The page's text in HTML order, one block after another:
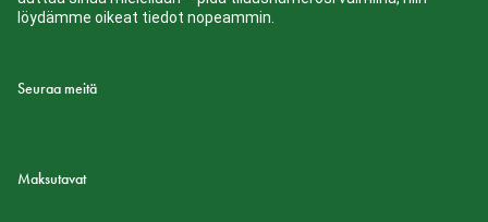
löydämme oikeat tiedot nopeammin.
Seuraa meitä
Maksutavat